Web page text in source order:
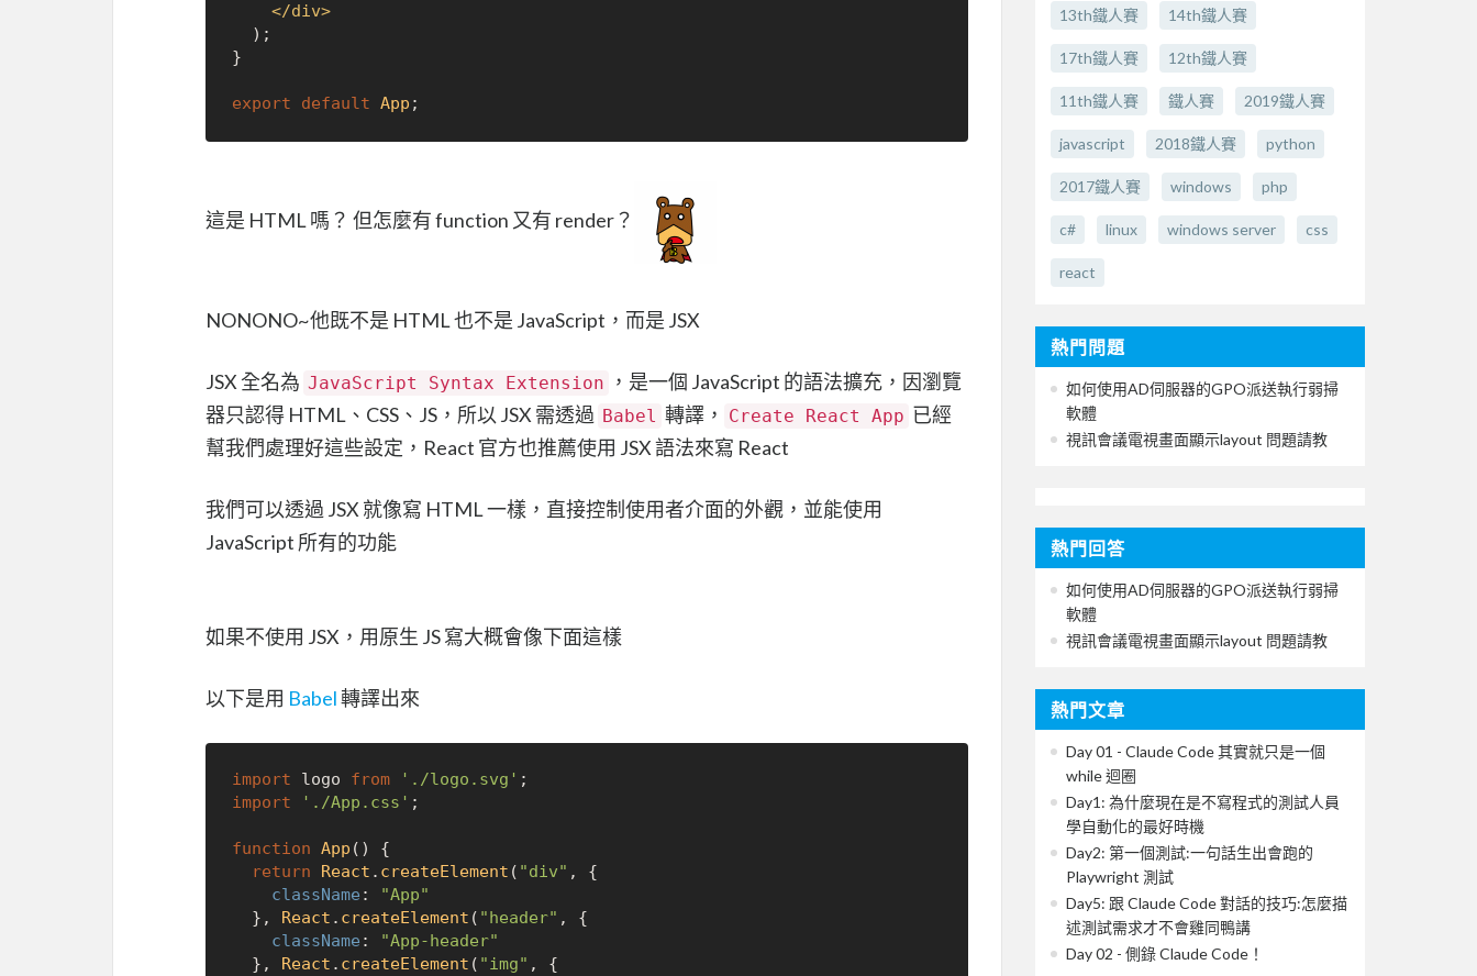
</div>
}
export default App
這是 HTML 嗎？ 但怎麼有 function 又有 render？
NONONO~他既不是 HTML 也不是 JavaScript，而是 JSX
JSX 全名為 JavaScript Syntax Extension
，是一個 JavaScript 的語法擴充，因瀏覽
器只認得 HTML、CSS、JS，所以 JSX 需透過 Babel 轉譯， Create React App 已經
幫我們處理好這些設定，React 官方也推薦使用 JSX 語法來寫 React
我們可以透過 JSX 就像寫 HTML 一樣，直接控制使用者介面的外觀，並能使用
JavaScript 所有的功能
如果不使用 JSX，用原生 JS 寫大概會像下面這樣
以下是用 Babel轉譯出來
import logo from './logo.svg'
import
'./App.css' ;
function App ( ) {
return
React . createElement ( "div" , {
className :
"App"
  },
React . createElement ( "header" , {
className :
"App-header"
  },
React . createElement ( "img" , {
13th鐵人賽 14th鐵人賽
17th鐵人賽 12th鐵人賽
11th鐵人賽 鐵人賽 2019鐵人賽
javascript 2018鐵人賽 python
2017鐵人賽 windows php
c# linux windows server css
react
熱門問題
如何使用AD伺服器的GPO派送執行弱掃
軟體
視訊會議電視畫面顯示layout 問題請教
熱門回答
如何使用AD伺服器的GPO派送執行弱掃
軟體
視訊會議電視畫面顯示layout 問題請教
熱門文章
Day 01 - Claude Code 其實就只是一個
while 迴圈
Day1: 為什麼現在是不寫程式的測試人員
學自動化的最好時機
Day2: 第一個測試:一句話生出會跑的
Playwright 測試
Day5: 跟 Claude Code 對話的技巧:怎麼描
述測試需求才不會雞同鴨講
Day 02 - 側錄 Claude Code！